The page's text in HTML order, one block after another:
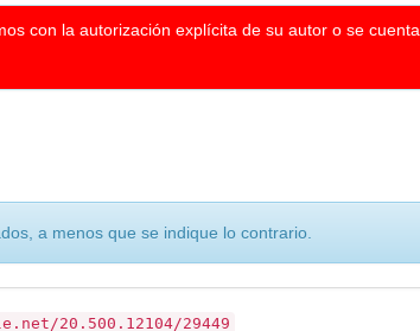
con la autorización explícita de su autor o se
a menos que se indique lo contrario.
20.500.12104/29449